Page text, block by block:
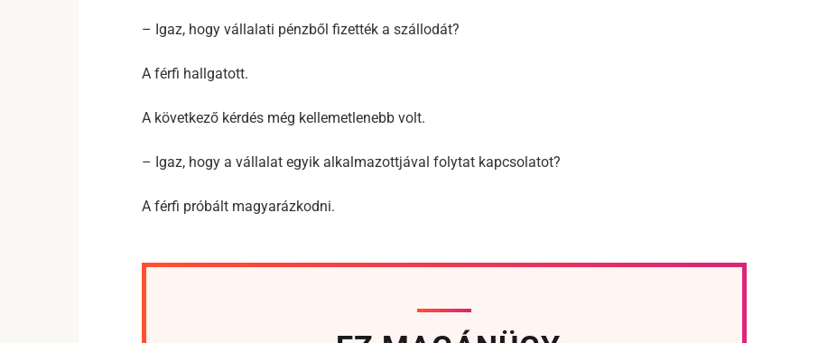
– Igaz, hogy vállalati pénzből fizették a szállodát?
A férfi hallgatott.
A következő kérdés még kellemetlenebb volt.
– Igaz, hogy a vállalat egyik alkalmazottjával folytat kapcsolatot?
A férfi próbált magyarázkodni.